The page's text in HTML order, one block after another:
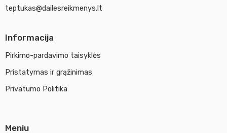
teptukas@dailesreikmenys.lt
Informacija
Pirkimo-pardavimo taisyklės
Pristatymas ir grąžinimas
Privatumo Politika
Meniu